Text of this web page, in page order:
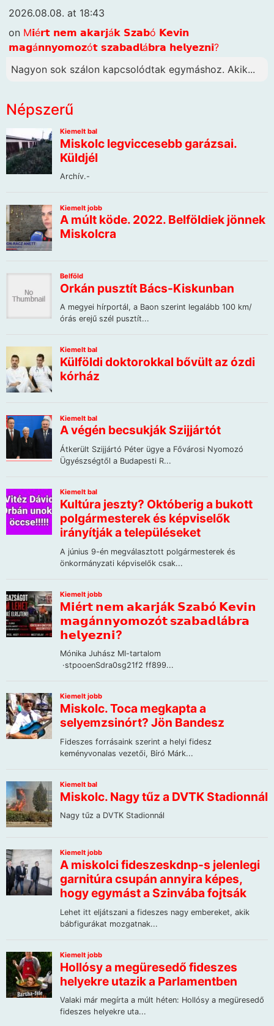
2026.08.08. at 18:43
on M𝗶é𝗿𝘁 𝗻𝗲𝗺 𝗮𝗸𝗮𝗿𝗷á𝗸 𝗦𝘇𝗮𝗯ó 𝗞𝗲𝘃𝗶𝗻
𝗺𝗮𝗴á𝗻𝗻𝘆𝗼𝗺𝗼𝘇ó𝘁 𝘀𝘇𝗮𝗯𝗮𝗱𝗹á𝗯𝗿𝗮 𝗵𝗲𝗹𝘆𝗲𝘇𝗻𝗶?
Nagyon sok szálon kapcsolódtak egymáshoz. Akik...
Népszerű